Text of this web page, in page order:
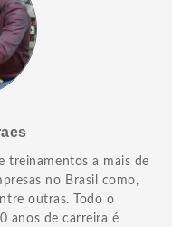
treinamentos a mais de
no Brasil como,
outras. Todo o
anos de carreira é